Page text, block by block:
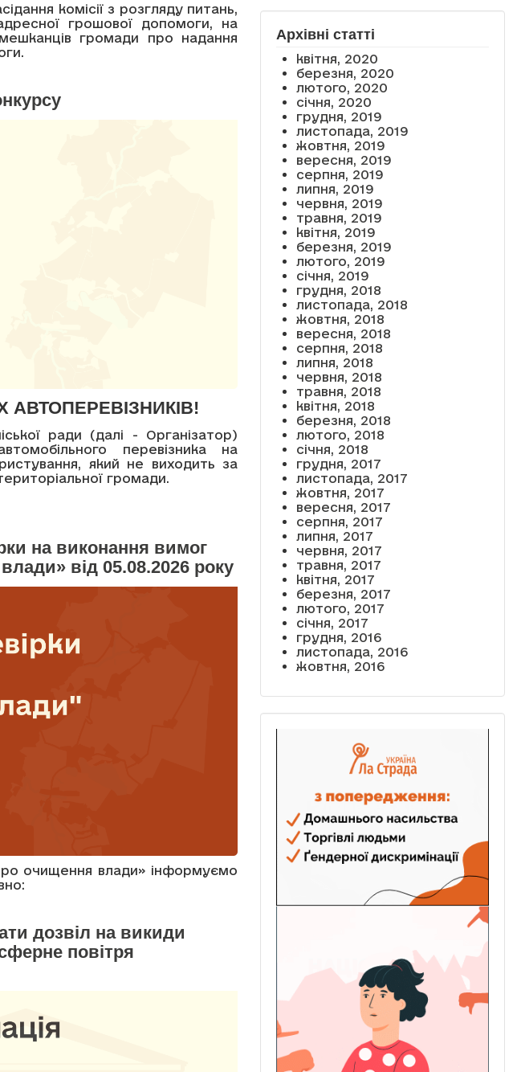
комісії з розгляду питань,
грошової допомоги, на
громади про надання
ради (далі - Організатор)
перевізника на
який не виходить за
громади.
на виконання вимог
від 05.08.2026 року
очищення влади» інформуємо
дозвіл на викиди
повітря
Архівні статті
квітня, 2020
березня, 2020
лютого, 2020
січня, 2020
грудня, 2019
листопада, 2019
жовтня, 2019
вересня, 2019
серпня, 2019
липня, 2019
червня, 2019
травня, 2019
квітня, 2019
березня, 2019
лютого, 2019
січня, 2019
грудня, 2018
листопада, 2018
жовтня, 2018
вересня, 2018
серпня, 2018
липня, 2018
червня, 2018
травня, 2018
квітня, 2018
березня, 2018
лютого, 2018
січня, 2018
грудня, 2017
листопада, 2017
жовтня, 2017
вересня, 2017
серпня, 2017
липня, 2017
червня, 2017
травня, 2017
квітня, 2017
березня, 2017
лютого, 2017
січня, 2017
грудня, 2016
листопада, 2016
жовтня, 2016